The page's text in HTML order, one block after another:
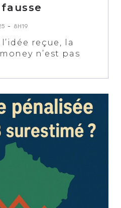
- 8H19
reçue, la
n’est pas